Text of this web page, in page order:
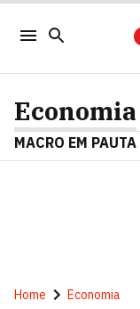
Economia
MACRO EM PAUTA
Home Economia